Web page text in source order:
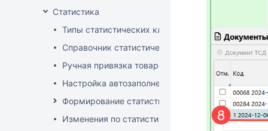
Статистика
Типы статистических классификаторов
Справочник статистических групп
Ручная привязка товаров к статистическим
Настройка автозаполнения статистических
Формирование статистических отчетов
Изменения по статистике с января 2025